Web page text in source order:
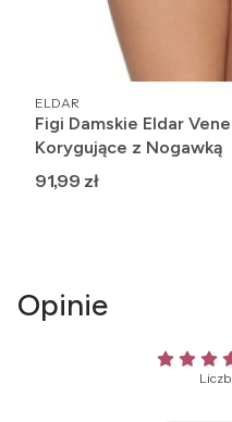
PRODUCENT
ELDAR
Figi Damskie Eldar
Korygujące z Nogawką
Cena
91,99 zł
Opinie